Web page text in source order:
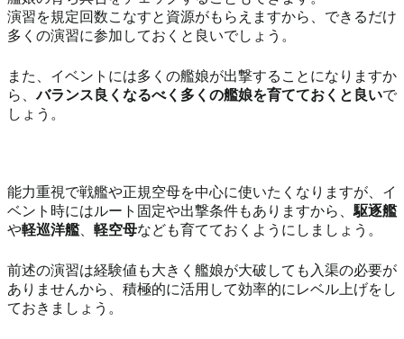
演習を規定回数こなすと資源がもらえますから、できるだけ
多くの演習に参加しておくと良いでしょう。
また、イベントには多くの艦娘が出撃することになりますか
ら、バランス良くなるべく多くの艦娘を育てておくと良いで
しょう。
能力重視で戦艦や正規空母を中心に使いたくなりますが、イ
ベント時にはルート固定や出撃条件もありますから、 駆逐艦
や軽巡洋艦、 軽空母なども育てておくようにしましょう。
前述の演習は経験値も大きく艦娘が大破しても入渠の必要が
ありませんから、積極的に活用して効率的にレベル上げをし
ておきましょう。